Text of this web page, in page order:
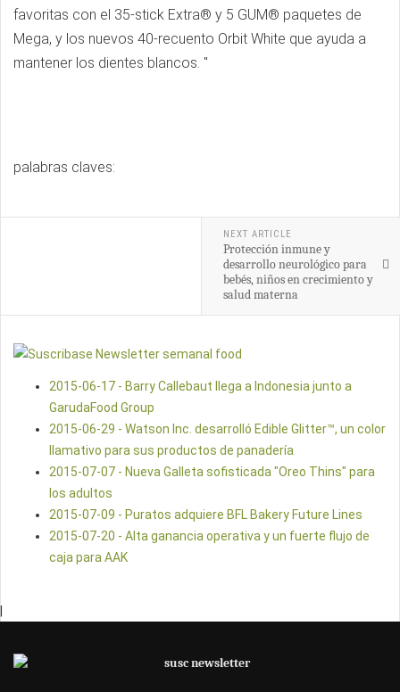
favoritas con el 35-stick Extra® y 5 GUM® paquetes de
Mega, y los nuevos 40-recuento Orbit White que ayuda a
mantener los dientes blancos. "
palabras claves:
NEXT ARTICLE
Protección inmune y
desarrollo neurológico para
bebés, niños en crecimiento y
salud materna
2015-06-17 - Barry Callebaut llega a Indonesia junto a
GarudaFood Group
2015-06-29 - Watson Inc. desarrolló Edible Glitter™, un color
llamativo para sus productos de panadería
2015-07-07 - Nueva Galleta sofisticada "Oreo Thins" para
los adultos
2015-07-09 - Puratos adquiere BFL Bakery Future Lines
2015-07-20 - Alta ganancia operativa y un fuerte flujo de
caja para AAK